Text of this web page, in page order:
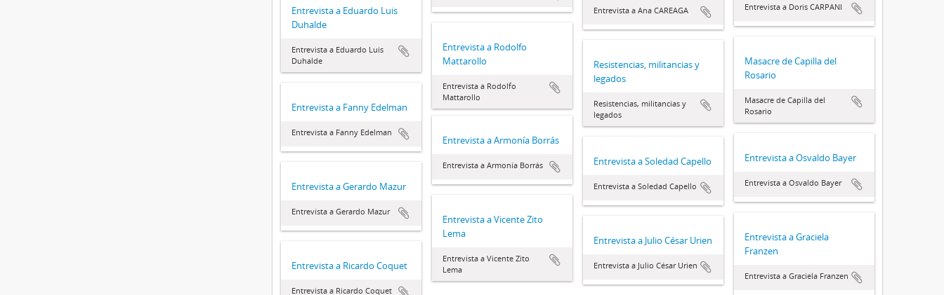
Entrevista a Doris CARPANI
Entrevista a Ana CAREAGA
Entrevista a Eduardo Luis
Duhalde
Entrevista a Eduardo Luis
Duhalde
Entrevista a Rodolfo
Mattarollo
Entrevista a Rodolfo
Mattarollo
Masacre de Capilla del
Rosario
Masacre de Capilla del
Rosario
Resistencias, militancias y
legados
Resistencias, militancias y
legados
Entrevista a Fanny Edelman
Entrevista a Fanny Edelman
Entrevista a Armonía Borrás
Entrevista a Armonía Borrás
Entrevista a Osvaldo Bayer
Entrevista a Osvaldo Bayer
Entrevista a Soledad Capello
Entrevista a Soledad Capello
Entrevista a Gerardo Mazur
Entrevista a Gerardo Mazur
Entrevista a Vicente Zito
Lema
Entrevista a Vicente Zito
Lema
Entrevista a Graciela
Franzen
Entrevista a Graciela Franzen
Entrevista a Julio César Urien
Entrevista a Julio César Urien
Entrevista a Ricardo Coquet
Entrevista a Ricardo Coquet